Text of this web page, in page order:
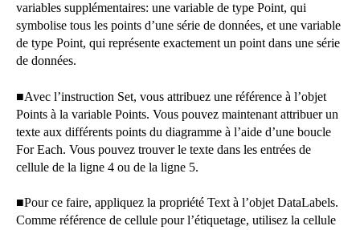
variables supplémentaires: une variable de type Point, qui
symbolise tous les points d’une série de données, et une variable
de type Point, qui représente exactement un point dans une série
de données.
■Avec l’instruction Set, vous attribuez une référence à l’objet
Points à la variable Points. Vous pouvez maintenant attribuer un
texte aux différents points du diagramme à l’aide d’une boucle
For Each. Vous pouvez trouver le texte dans les entrées de
cellule de la ligne 4 ou de la ligne 5.
■Pour ce faire, appliquez la propriété Text à l’objet DataLabels.
Comme référence de cellule pour l’étiquetage, utilisez la cellule